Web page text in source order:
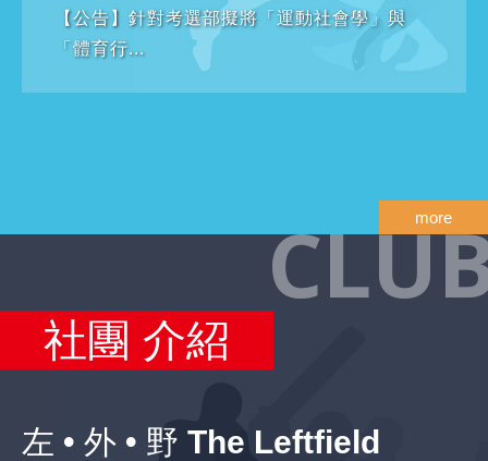
【公告】針對考選部擬將「運動社會學」與
「體育行...
more
社團 介紹
左 • 外 • 野 The Leftfield